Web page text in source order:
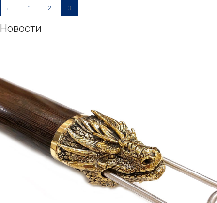
← 1 2 3
Новости